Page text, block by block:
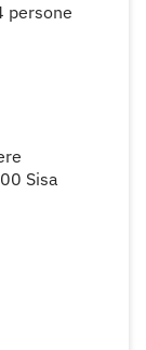
persone
Sisa